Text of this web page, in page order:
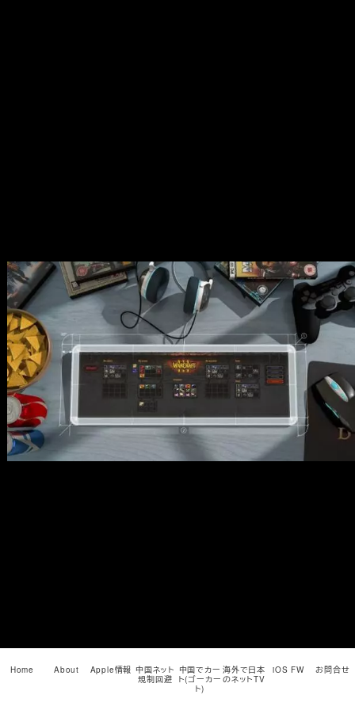
メ
イ
ン
コ
ン
Home About Apple情報 中国ネット
規制回避
中国でカー
ト(ゴーカー
ト)
海外で日本
のネットTV
iOS FW お問合せ